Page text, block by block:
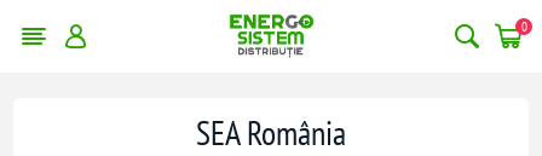
0
SEA România